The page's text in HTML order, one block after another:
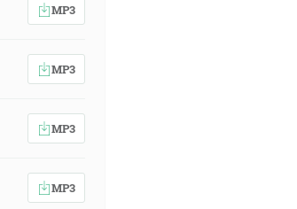
MP3
MP3
MP3
MP3